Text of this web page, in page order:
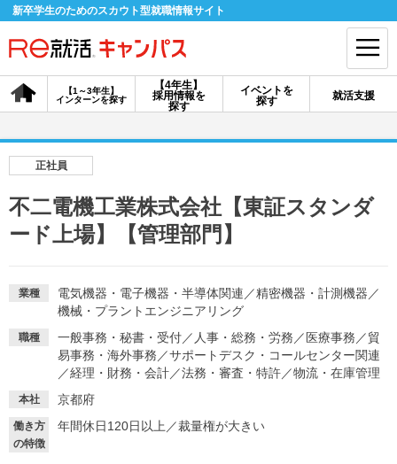
新卒学生のためのスカウト型就職情報サイト
【4年生】
採用情報を
探す
【1～3年生】
インターンを探す
イベントを
探す
就活支援
会員登録 ログイン
就活ノウハウ・サポート
就活支援
正社員
不二電機工業株式会社【東証スタンダ
ード上場】【管理部門】
業種 電気機器・電子機器・半導体関連 ／精密機器・計測機器 ／
機械・プラントエンジニアリング
職種 一般事務・秘書・受付／ 人事・総務・労務 ／ 医療事務 ／貿
易事務・海外事務 ／サポートデスク・コールセンター関連
／経理・財務・会計／法務・審査・特許／物流・在庫管理
本社 京都府
働き方
の特徴
年間休日120日以上 ／裁量権が大きい